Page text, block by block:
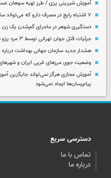
آموزش شیرینی پزی / طرز تهیه سوهان
۷ اشتباه رایج در مصرف دارو که می‌تواند سلامتتان را به خطر بیندازد
دستگیری شوهر در ماجرای گم‌شدن یک زن
جزئیات قتل جوان تهرانی توسط ۳ مرد پژو سوار
هشدار جدید سازمان جهانی بهداشت درباره
وضعیت جوی مرزهای غربی ایران و شهرهای
آموزش مجازی هرگز نمی‌تواند جایگزین
پیام‌رسان‌ها ایجاد نمی‌شود
دسترسی سریع
تماس با ما
درباره ما